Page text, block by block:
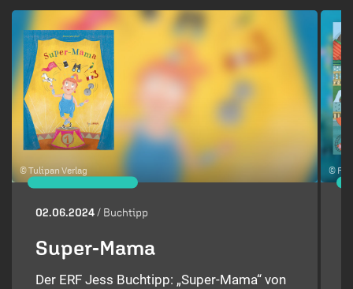
© Tulipan Verlag
02.06.2024/ Buchtipp
Super-Mama
Der ERF Jess Buchtipp: „Super-Mama“ von
©